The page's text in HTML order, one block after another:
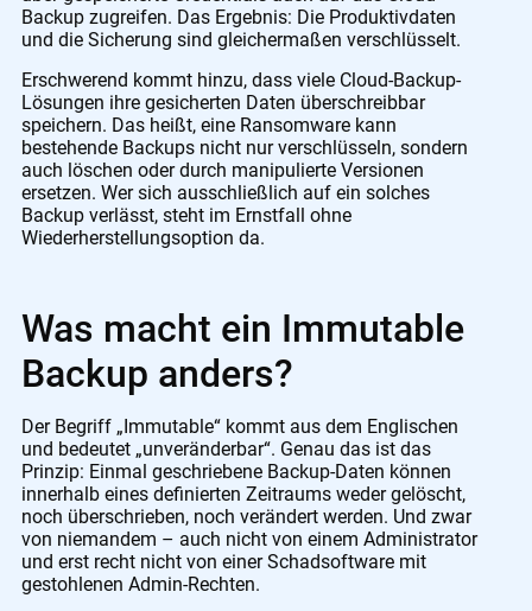
Backup zugreifen. Das Ergebnis: Die Produktivdaten
und die Sicherung sind gleichermaßen verschlüsselt.
Erschwerend kommt hinzu, dass viele Cloud-Backup-
Lösungen ihre gesicherten Daten überschreibbar
speichern. Das heißt, eine Ransomware kann
bestehende Backups nicht nur verschlüsseln, sondern
auch löschen oder durch manipulierte Versionen
ersetzen. Wer sich ausschließlich auf ein solches
Backup verlässt, steht im Ernstfall ohne
Wiederherstellungsoption da.
Was macht ein Immutable
Backup anders?
Der Begriff „Immutable“ kommt aus dem Englischen
und bedeutet „unveränderbar“. Genau das ist das
Prinzip: Einmal geschriebene Backup-Daten können
innerhalb eines definierten Zeitraums weder gelöscht,
noch überschrieben, noch verändert werden. Und zwar
von niemandem – auch nicht von einem Administrator
und erst recht nicht von einer Schadsoftware mit
gestohlenen Admin-Rechten.